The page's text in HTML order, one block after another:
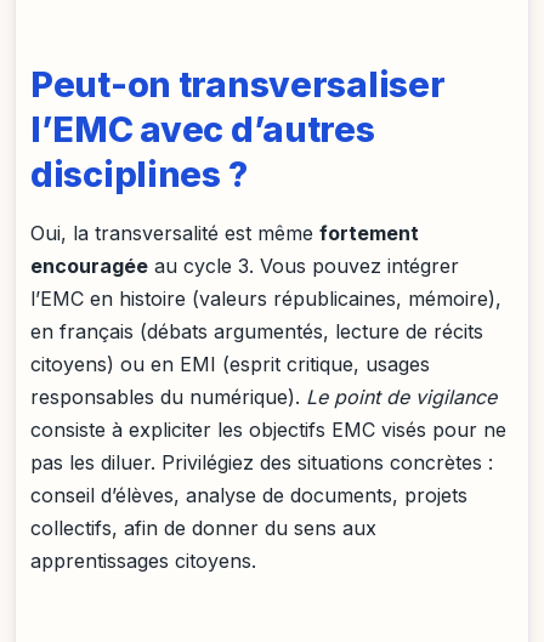
Peut-on transversaliser
l’EMC avec d’autres
disciplines ?
Oui, la transversalité est même fortement
encouragée au cycle 3. Vous pouvez intégrer
l’EMC en histoire (valeurs républicaines, mémoire),
en français (débats argumentés, lecture de récits
citoyens) ou en EMI (esprit critique, usages
responsables du numérique). Le point de vigilance
consiste à expliciter les objectifs EMC visés pour ne
pas les diluer. Privilégiez des situations concrètes :
conseil d’élèves, analyse de documents, projets
collectifs, afin de donner du sens aux
apprentissages citoyens.